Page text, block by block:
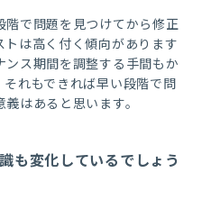
階で問題を見つけてから修正
は高く付く傾向があります
ンス期間を調整する手間もか
れもできれば早い段階で問
はあると思います。
も変化しているでしょう